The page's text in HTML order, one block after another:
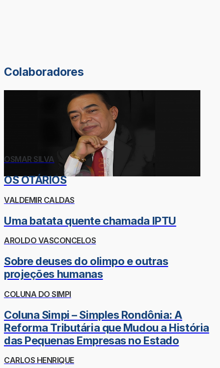
Colaboradores
OSMAR SILVA
OS OTÁRIOS
VALDEMIR CALDAS
Uma batata quente chamada IPTU
AROLDO VASCONCELOS
Sobre deuses do olimpo e outras
projeções humanas
COLUNA DO SIMPI
Coluna Simpi – Simples Rondônia: A
Reforma Tributária que Mudou a História
das Pequenas Empresas no Estado
CARLOS HENRIQUE